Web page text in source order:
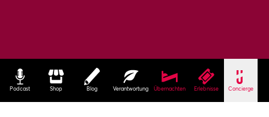
Podcast Shop Blog Verantwortung Übernachten Erlebnisse Concierge